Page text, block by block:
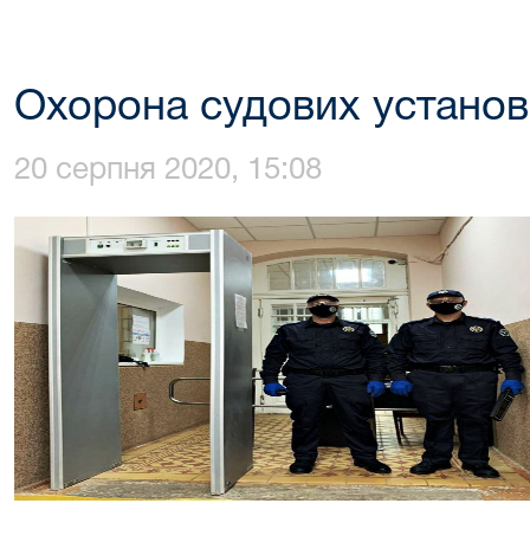
Охорона судових установ
20 серпня 2020, 15:08